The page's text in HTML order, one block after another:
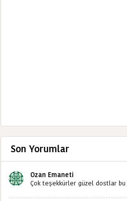
Son Yorumlar
Ozan Emaneti
Çok teşekkürler güzel dostlar